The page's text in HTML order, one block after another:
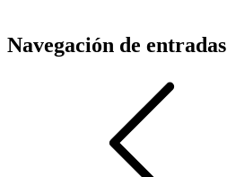
Navegación de entradas